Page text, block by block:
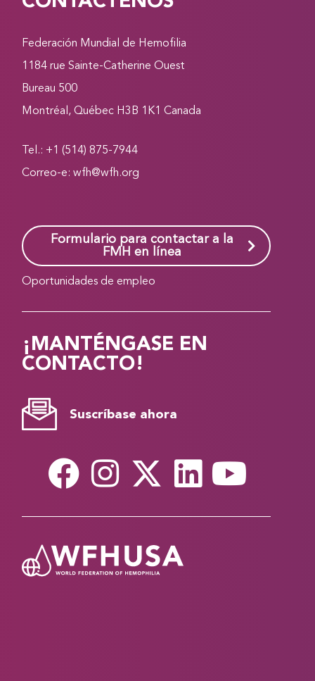
Federación Mundial de Hemofilia
1184 rue Sainte-Catherine Ouest
Bureau 500
Montréal, Québec H3B 1K1 Canada
Tel.: +1 (514) 875-7944
Correo-e:wfh@wfh.org
Formulario para contactar a la
FMH en línea
Oportunidades de empleo
¡MANTÉNGASE EN
CONTACTO!
Suscríbase ahora